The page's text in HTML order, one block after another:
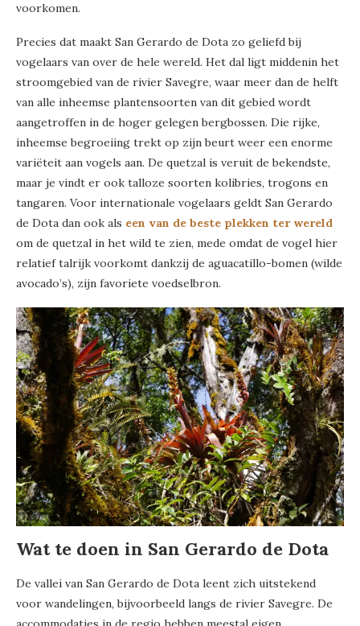
voorkomen.
Precies dat maakt San Gerardo de Dota zo geliefd bij
vogelaars van over de hele wereld. Het dal ligt middenin het
stroomgebied van de rivier Savegre, waar meer dan de helft
van alle inheemse plantensoorten van dit gebied wordt
aangetroffen in de hoger gelegen bergbossen. Die rijke,
inheemse begroeiing trekt op zijn beurt weer een enorme
variëteit aan vogels aan. De quetzal is veruit de bekendste,
maar je vindt er ook talloze soorten kolibries, trogons en
tangaren. Voor internationale vogelaars geldt San Gerardo
de Dota dan ook als een van de beste plekken ter wereld
om de quetzal in het wild te zien, mede omdat de vogel hier
relatief talrijk voorkomt dankzij de aguacatillo-bomen (wilde
avocado’s), zijn favoriete voedselbron.
Wat te doen in San Gerardo de Dota
De vallei van San Gerardo de Dota leent zich uitstekend
voor wandelingen, bijvoorbeeld langs de rivier Savegre. De